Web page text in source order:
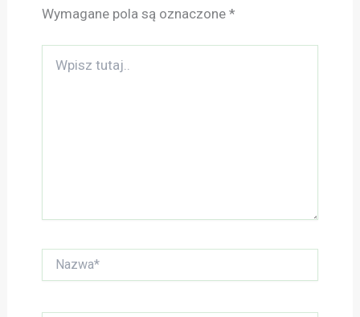
Wymagane pola są oznaczone *
tutaj..